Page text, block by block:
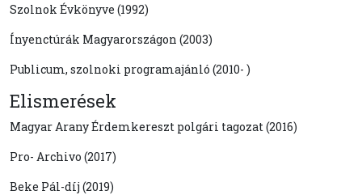
Szolnok Évkönyve (1992)
Ínyenctúrák Magyarországon (2003)
Publicum, szolnoki programajánló (2010- )
Elismerések
Magyar Arany Érdemkereszt polgári tagozat (2016)
Pro- Archivo (2017)
Beke Pál-díj (2019)